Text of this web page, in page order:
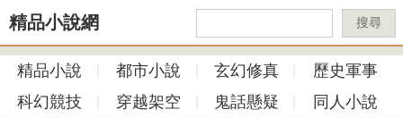
精品小說網 搜尋
精品小說 都市小說 玄幻修真
歷史軍事
科幻競技
穿越架空 鬼話懸疑 同人小說